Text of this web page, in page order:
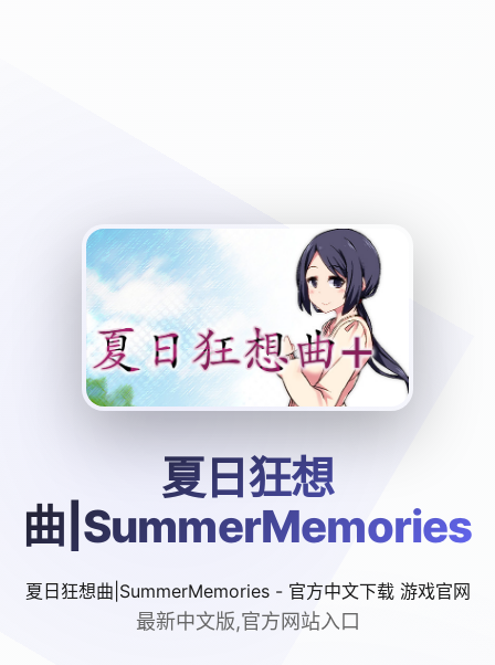
夏日狂想
曲|SummerMemories
夏日狂想曲|SummerMemories - 官方中文下载 游戏官网
最新中文版,官方网站入口